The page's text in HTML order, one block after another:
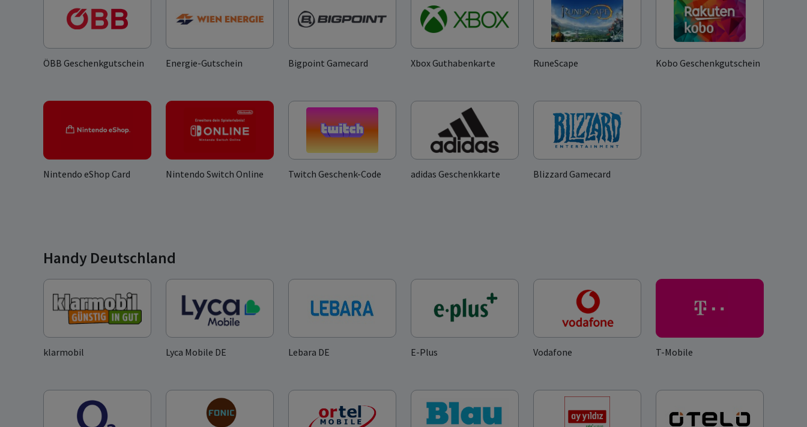
ÖBB Geschenkgutschein Energie-Gutschein Bigpoint Gamecard Xbox Guthabenkarte RuneScape Kobo Geschenkgutschein
Nintendo eShop Card Nintendo Switch Online Twitch Geschenk-Code adidas Geschenkkarte Blizzard Gamecard
Handy Deutschland
klarmobil Lyca Mobile DE Lebara DE E-Plus Vodafone T-Mobile